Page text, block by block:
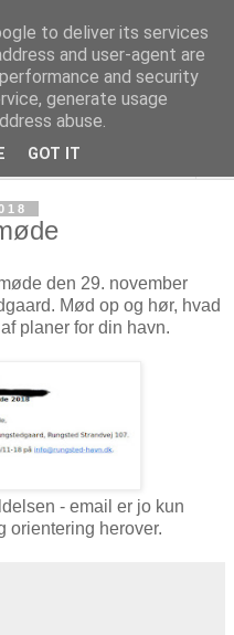
den 29. november
Mød op og hør, hvad
planer for din havn.
- email er jo kun
orientering herover.
to deliver its services
and user-agent are
and security
generate usage
abuse.
GOT IT